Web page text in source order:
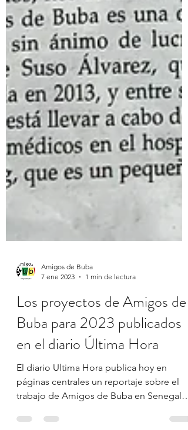
7 ene 2023
1 min de lectura
Los proyectos de Amigos de
Buba para 2023 publicados
en el diario Última Hora
El diario Ultima Hora publica hoy en
trabajo de Amigos de Buba en Senegal y